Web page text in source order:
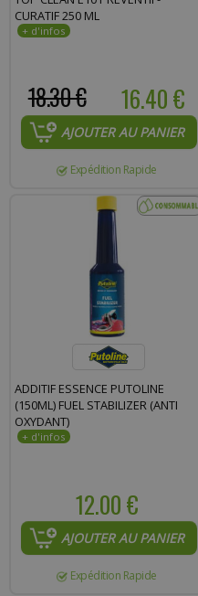
CURATIF 250 ML
16.40 €
18.30 €
AJOUTER AU PANIER
Expédition Rapide
ADDITIF ESSENCE PUTOLINE
(150ML) FUEL STABILIZER (ANTI
OXYDANT)
12.00 €
AJOUTER AU PANIER
Expédition Rapide